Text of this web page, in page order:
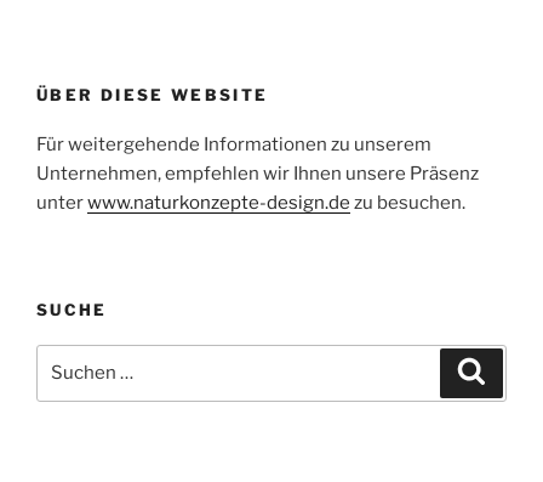
ÜBER DIESE WEBSITE
Für weitergehende Informationen zu unserem
Unternehmen, empfehlen wir Ihnen unsere Präsenz
unterwww.naturkonzepte-design.de zu besuchen.
SUCHE
nach: